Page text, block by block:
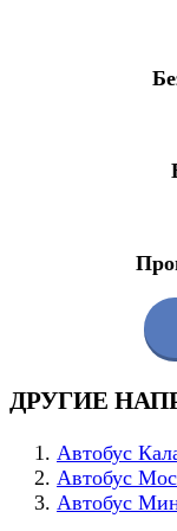
ДРУГИЕ
Автобус
Автобус
Автобус